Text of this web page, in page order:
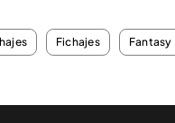
Fichajes Fantasy